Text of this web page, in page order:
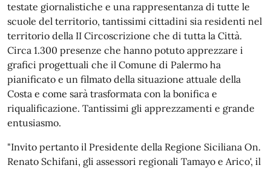
testate giornalistiche e una rappresentanza di tutte le
scuole del territorio, tantissimi cittadini sia residenti nel
territorio della II Circoscrizione che di tutta la Città.
Circa 1.300 presenze che hanno potuto apprezzare i
grafici progettuali che il Comune di Palermo ha
pianificato e un filmato della situazione attuale della
Costa e come sarà trasformata con la bonifica e
riqualificazione. Tantissimi gli apprezzamenti e grande
entusiasmo.
"Invito pertanto il Presidente della Regione Siciliana On.
Renato Schifani, gli assessori regionali Tamayo e Arico', il